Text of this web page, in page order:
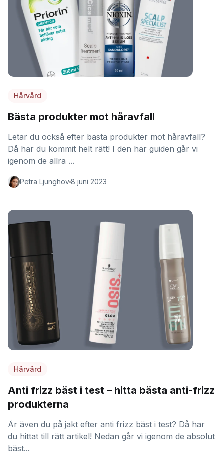
Hårvård
Bästa produkter mot håravfall
Letar du också efter bästa produkter mot håravfall?
Då har du kommit helt rätt! I den här guiden går vi
igenom de allra ...
Petra Ljunghov8 juni 2023
Hårvård
Anti frizz bäst i test – hitta bästa anti-frizz
produkterna
Är även du på jakt efter anti frizz bäst i test? Då har
du hittat till rätt artikel! Nedan går vi igenom de absolut
bäst...